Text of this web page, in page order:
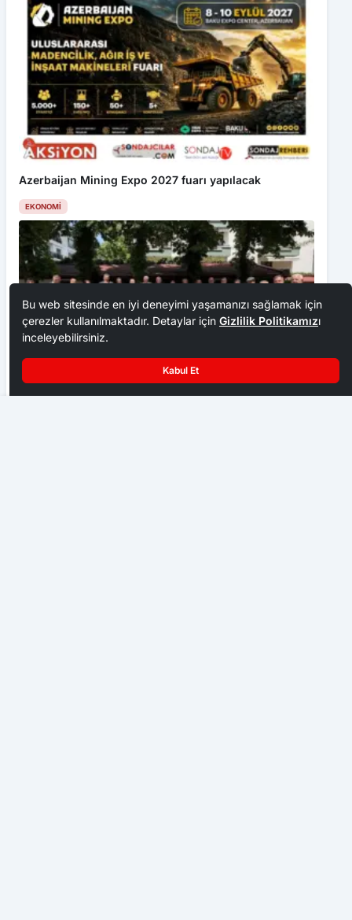
Azerbaijan Mining Expo 2027 fuarı yapılacak
EKONOMI
Bu web sitesinde en iyi deneyimi yaşamanızı sağlamak için
çerezler kullanılmaktadır. Detaylar için Gizlilik Politikamızı
inceleyebilirsiniz.
Kabul Et